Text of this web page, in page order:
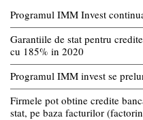
Programul IMM Invest
Garantiile de stat pentru
cu 185% in 2020
Programul IMM invest se
Firmele pot obtine credite
stat, pe baza facturilor